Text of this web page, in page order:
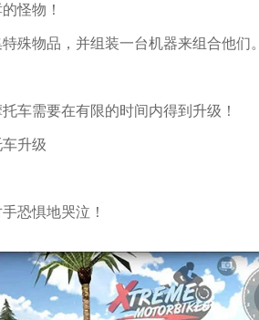
怪物！
殊物品，并组装一台机器来组合他们。
车需要在有限的时间内得到升级！
升级
恐惧地哭泣！